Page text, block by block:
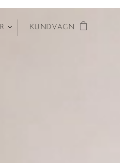
KUNDVAGN